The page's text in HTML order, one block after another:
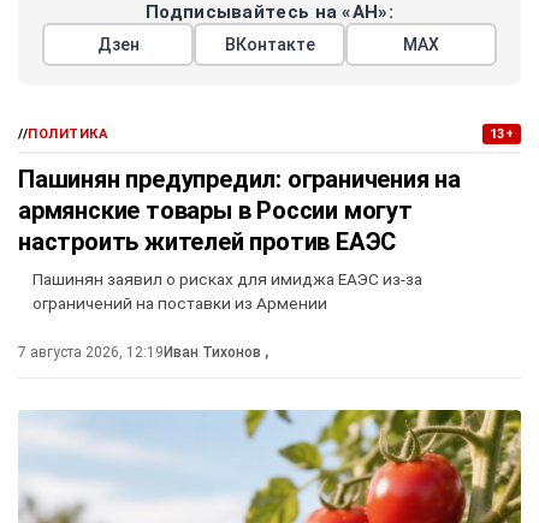
Подписывайтесь на «АН»:
Дзен ВКонтакте МАХ
//ПОЛИТИКА 13+
Пашинян предупредил: ограничения на
армянские товары в России могут
настроить жителей против ЕАЭС
Пашинян заявил о рисках для имиджа ЕАЭС из-за
ограничений на поставки из Армении
7 августа 2026, 12:19 Иван Тихонов ,